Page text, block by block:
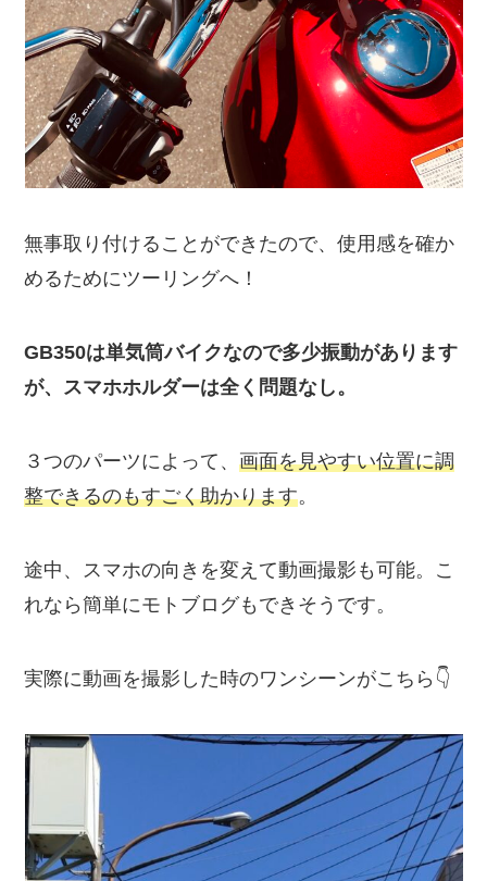
無事取り付けることができたので、使用感を確か
めるためにツーリングへ！
GB350は単気筒バイクなので多少振動があります
が、スマホホルダーは全く問題なし。
３つのパーツによって、画面を見やすい位置に調
整できるのもすごく助かります。
途中、スマホの向きを変えて動画撮影も可能。こ
れなら簡単にモトブログもできそうです。
実際に動画を撮影した時のワンシーンがこちら👇